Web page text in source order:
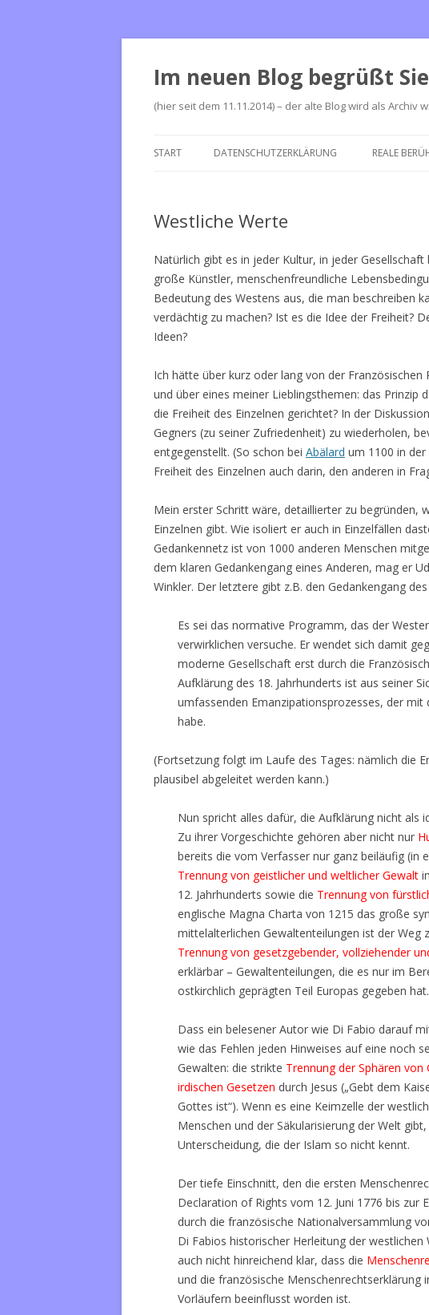
Im neuen Blog begrüßt
(hier seit dem 11.11.2014) – der alte Blog wird als Archiv
START DATENSCHUTZERKLÄRUNG REALE
Westliche Werte
Natürlich gibt es in jeder Kultur, in jeder
große Künstler, menschenfreundliche
Bedeutung des Westens aus, die man beschreiben
verdächtig zu machen? Ist es die Idee der Freiheit?
Ideen?
Ich hätte über kurz oder lang von der
und über eines meiner Lieblingsthemen: das Prinzip
die Freiheit des Einzelnen gerichtet? In der
Gegners (zu seiner Zufriedenheit) zu wiederholen,
entgegenstellt. (So schon bei Abälard um 1100 in
Freiheit des Einzelnen auch darin, den anderen in
Mein erster Schritt wäre, detaillierter zu begründen,
Einzelnen gibt. Wie isoliert er auch in Einzelfällen
Gedankennetz ist von 1000 anderen Menschen
dem klaren Gedankengang eines Anderen, mag er
Winkler. Der letztere gibt z.B. den Gedankengang
Es sei das normative Programm, das der
verwirklichen versuche. Er wendet sich damit
moderne Gesellschaft erst durch die
Aufklärung des 18. Jahrhunderts ist aus seiner
umfassenden Emanzipationsprozesses, der
habe.
(Fortsetzung folgt im Laufe des Tages: nämlich die
plausibel abgeleitet werden kann.)
Nun spricht alles dafür, die Aufklärung nicht als
Zu ihrer Vorgeschichte gehören aber nicht nur
bereits die vom Verfasser nur ganz beiläufig (in
Trennung von geistlicher und weltlicher Gewalt
12. Jahrhunderts sowie die Trennung von
englische Magna Charta von 1215 das große
mittelalterlichen Gewaltenteilungen ist der Weg
Trennung von gesetzgebender, vollziehender
erklärbar – Gewaltenteilungen, die es nur im
ostkirchlich geprägten Teil Europas gegeben hat.
Dass ein belesener Autor wie Di Fabio darauf
wie das Fehlen jeden Hinweises auf eine noch
Gewalten: die strikte Trennung der Sphären
irdischen Gesetzen durch Jesus („Gebt dem
Gottes ist“). Wenn es eine Keimzelle der
Menschen und der Säkularisierung der Welt
Unterscheidung, die der Islam so nicht kennt.
Der tiefe Einschnitt, den die ersten
Declaration of Rights vom 12. Juni 1776 bis zur
durch die französische Nationalversammlung
Di Fabios historischer Herleitung der
auch nicht hinreichend klar, dass die
und die französische
Vorläufern beeinflusst worden ist.